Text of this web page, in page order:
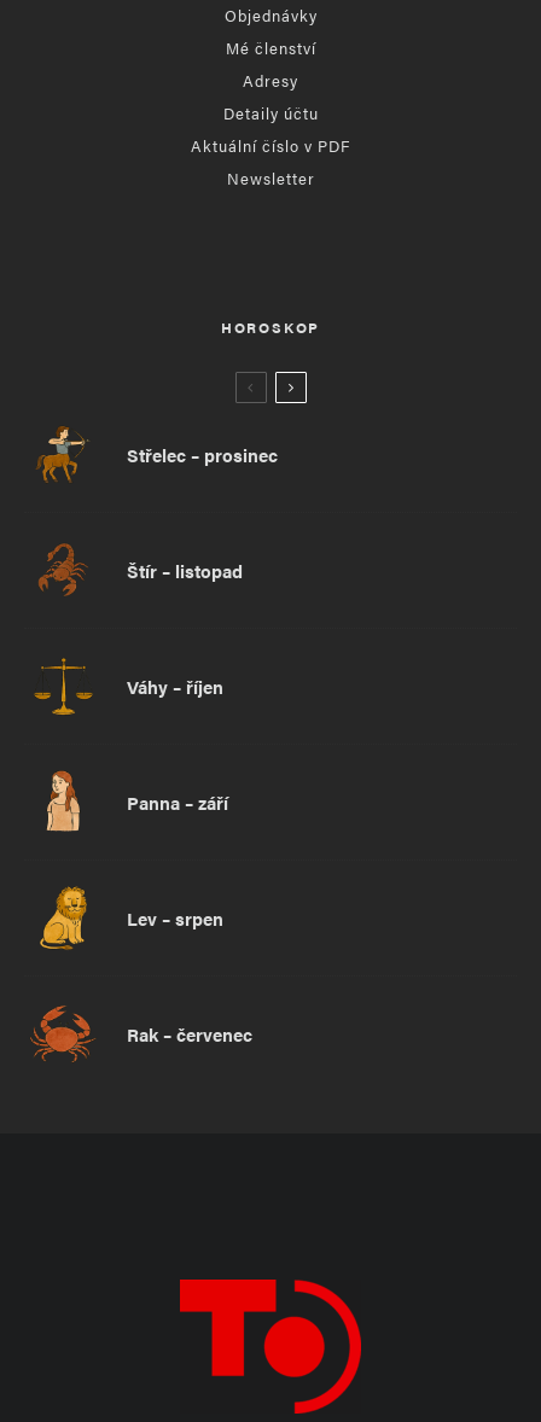
Objednávky
Mé členství
Adresy
Detaily účtu
Aktuální číslo v PDF
Newsletter
HOROSKOP
Střelec – prosinec
Štír – listopad
Váhy – říjen
Panna – září
Lev – srpen
Rak – červenec